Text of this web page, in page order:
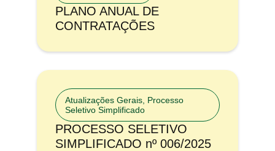
PLANO ANUAL DE
CONTRATAÇÕES
Atualizações Gerais Processo
Seletivo Simplificado
PROCESSO SELETIVO
SIMPLIFICADO nº 006/2025